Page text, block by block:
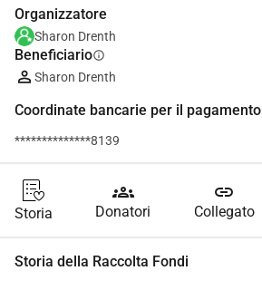
Organizzatore
Sharon Drenth
Beneficiarioinfo
Sharon Drenth
Coordinate bancarie per il pagamento
**************8139
Storia
groups
Donatori
link
Collegato
Storia della Raccolta Fondi